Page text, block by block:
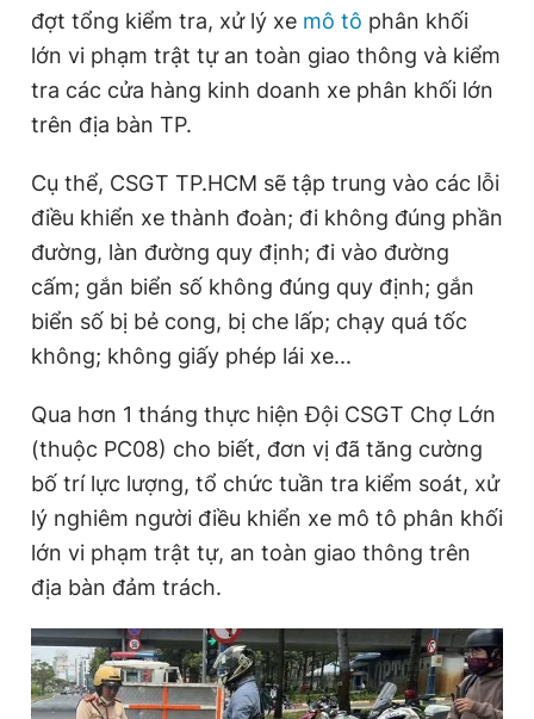
Tiện ích Bạn cần biết
Thông tin tòa soạn Liên hệ quảng cáo
Đọc Thanh Niên trên điện thoại
Theo dõi báo trên
Hotline
0906 645 777
Liên hệ quảng cáo
0908 780 404
Đặt báo Quảng cáo
Phó tổng biên tập thường trực: Hải Thành
Phó tổng biên tập: Lâm Hiếu Dũng
Phó tổng biên tập: Trần Việt Hưng
Tổng thư ký tòa soạn: Đức Trung
đợt tổng kiểm tra, xử lý xe mô tô phân khối
lớn vi phạm trật tự an toàn giao thông và kiểm
tra các cửa hàng kinh doanh xe phân khối lớn
trên địa bàn TP.
Cụ thể, CSGT TP.HCM sẽ tập trung vào các lỗi
điều khiển xe thành đoàn; đi không đúng phần
đường, làn đường quy định; đi vào đường
cấm; gắn biển số không đúng quy định; gắn
biển số bị bẻ cong, bị che lấp; chạy quá tốc
không; không giấy phép lái xe...
Qua hơn 1 tháng thực hiện Đội CSGT Chợ Lớn
(thuộc PC08) cho biết, đơn vị đã tăng cường
bố trí lực lượng, tổ chức tuần tra kiểm soát, xử
lý nghiêm người điều khiển xe mô tô phân khối
lớn vi phạm trật tự, an toàn giao thông trên
địa bàn đảm trách.